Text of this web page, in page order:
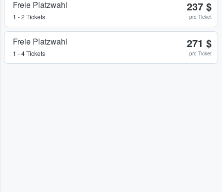
Freie Platzwahl
1 - 2 Tickets
237 $
pro Ticket
Freie Platzwahl
1 - 4 Tickets
271 $
pro Ticket